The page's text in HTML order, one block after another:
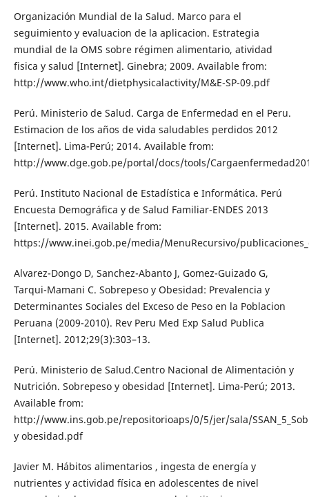
Organización Mundial de la Salud. Marco para el
seguimiento y evaluacion de la aplicacion. Estrategia
mundial de la OMS sobre régimen alimentario, atividad
fisica y salud [Internet]. Ginebra; 2009. Available from:
http://www.who.int/dietphysicalactivity/M&E-SP-09.pdf
Perú. Ministerio de Salud. Carga de Enfermedad en el Peru.
Estimacion de los años de vida saludables perdidos 2012
[Internet]. Lima-Perú; 2014. Available from:
http://www.dge.gob.pe/portal/docs/tools/
Perú. Instituto Nacional de Estadística e Informática. Perú
Encuesta Demográfica y de Salud Familiar-ENDES 2013
[Internet]. 2015. Available from:
https://www.inei.gob.pe/media/MenuRecursivo/
Alvarez-Dongo D, Sanchez-Abanto J, Gomez-Guizado G,
Tarqui-Mamani C. Sobrepeso y Obesidad: Prevalencia y
Determinantes Sociales del Exceso de Peso en la Poblacion
Peruana (2009-2010). Rev Peru Med Exp Salud Publica
[Internet]. 2012;29(3):303–13.
Perú. Ministerio de Salud.Centro Nacional de Alimentación y
Nutrición. Sobrepeso y obesidad [Internet]. Lima-Perú; 2013.
Available from:
http://www.ins.gob.pe/repositorioaps/0/5/jer/sala/
y obesidad.pdf
Javier M. Hábitos alimentarios , ingesta de energía y
nutrientes y actividad física en adolescentes de nivel